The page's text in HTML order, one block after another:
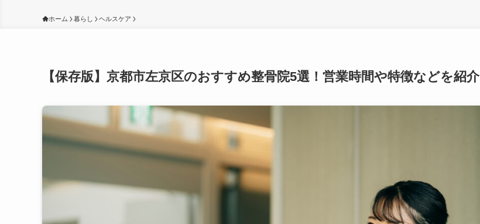
ホーム 暮らし ヘルスケア
【保存版】京都市左京区のおすすめ整骨院5選！営業時間や特徴などを紹介